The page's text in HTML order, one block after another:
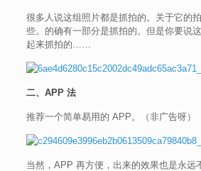
很多人说这组照片都是抓拍的。关于它的
些。的确有一部分是抓拍的。但是你要说
起来抓拍的……
二、APP 法
推荐一个简单易用的 APP。（非广告呀）
当然，APP 再方便，出来的效果也是永远